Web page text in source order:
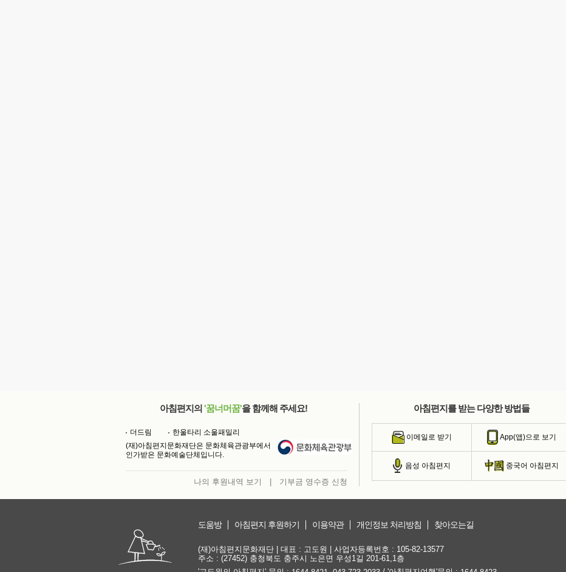
아침편지의 '꿈너머꿈'을 함께해 주세요!
더드림
한울타리 소울패밀리
(재)아침편지문화재단은 문화체육관광부에서
인가받은 문화예술단체입니다.
나의 후원내역 보기 기부금 영수증 신청
아침편지를 받는 다양한 방법들
이메일로 받기 App(앱)으로 보기
음성 아침편지 중국어 아침편지
도움방 아침편지 후원하기 이용약관 개인정보 처리방침 찾아오는길
(재)아침편지문화재단 | 대표 : 고도원 | 사업자등록번호 : 105-82-13577
주소 : (27452) 충청북도 충주시 노은면 우성1길 201-61,1층